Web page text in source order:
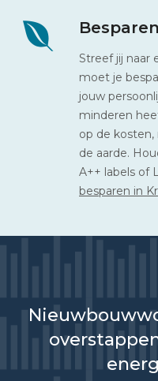
Streef jij naar
moet je
jouw
minderen
op de
de aarde.
A++ labels of
besparen in